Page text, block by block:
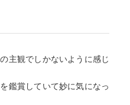
主観でしかないように感じ
鑑賞していて妙に気になっ